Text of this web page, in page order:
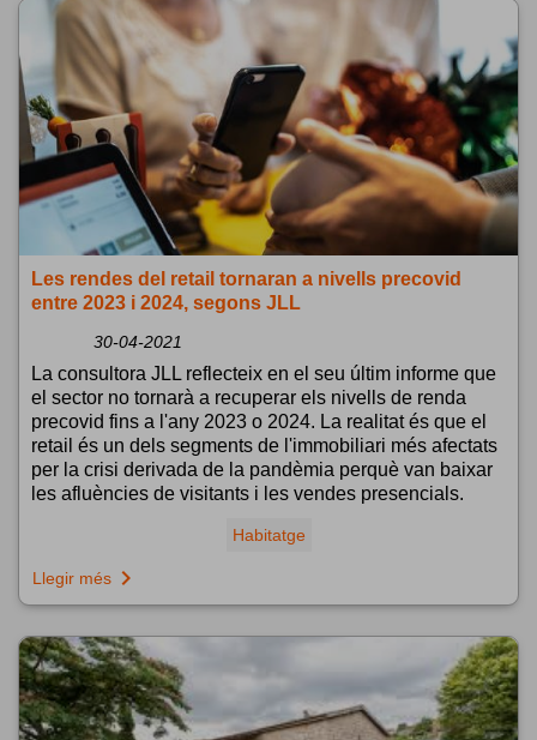
Les rendes del retail tornaran a nivells precovid
entre 2023 i 2024, segons JLL
30-04-2021
La consultora JLL reflecteix en el seu últim informe que
el sector no tornarà a recuperar els nivells de renda
precovid fins a l'any 2023 o 2024. La realitat és que el
retail és un dels segments de l'immobiliari més afectats
per la crisi derivada de la pandèmia perquè van baixar
les afluències de visitants i les vendes presencials.
Habitatge
Llegir més navigate_next